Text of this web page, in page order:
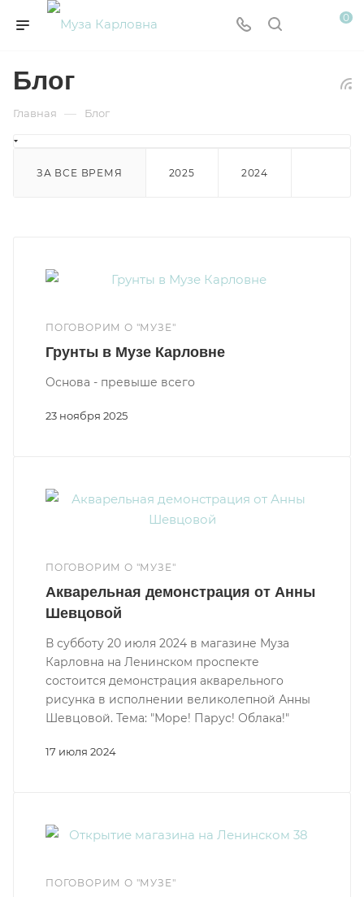
0
Блог
Главная — Блог
ЗА ВСЕ ВРЕМЯ 2025 2024
ПОГОВОРИМ О "МУЗЕ"
23 ноября 2025
Грунты в Музе Карловне
Основа - превыше всего
ПОГОВОРИМ О "МУЗЕ"
17 июля 2024
Акварельная демонстрация от Анны
Шевцовой
В субботу 20 июля 2024 в магазине Муза
Карловна на Ленинском проспекте
состоится демонстрация акварельного
рисунка в исполнении великолепной Анны
Шевцовой. Тема: "Море! Парус! Облака!"
ПОГОВОРИМ О "МУЗЕ"